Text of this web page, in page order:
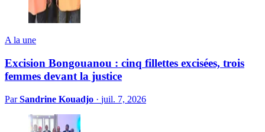
A la une
Excision Bongouanou : cinq fillettes excisées, trois
femmes devant la justice
ParSandrine Kouadjo · juil. 7, 2026